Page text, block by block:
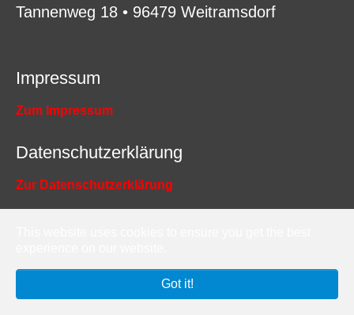
Got it!
Tannenweg 18 • 96479 Weitramsdorf
Impressum
Zum Impressum
Datenschutzerklärung
Zur Datenschutzerklärung